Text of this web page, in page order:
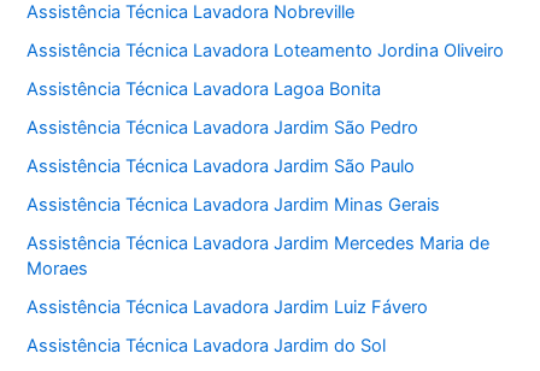
Assistência Técnica Lavadora Nobreville
Assistência Técnica Lavadora Loteamento Jordina Oliveiro
Assistência Técnica Lavadora Lagoa Bonita
Assistência Técnica Lavadora Jardim São Pedro
Assistência Técnica Lavadora Jardim São Paulo
Assistência Técnica Lavadora Jardim Minas Gerais
Assistência Técnica Lavadora Jardim Mercedes Maria de
Moraes
Assistência Técnica Lavadora Jardim Luiz Fávero
Assistência Técnica Lavadora Jardim do Sol